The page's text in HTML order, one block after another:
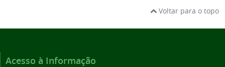
Voltar para o topo
Acesso à Informação